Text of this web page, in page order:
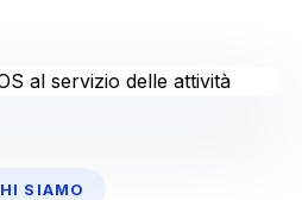
SIAMO